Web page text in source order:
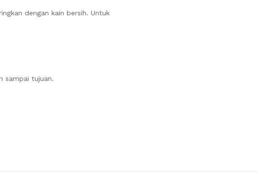
dengan kain bersih. Untuk
sampai tujuan.